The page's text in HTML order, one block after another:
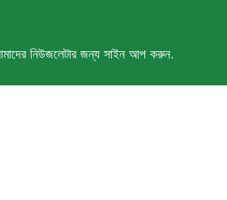
নিউজলেটার জন্য সাইন আপ করুন.